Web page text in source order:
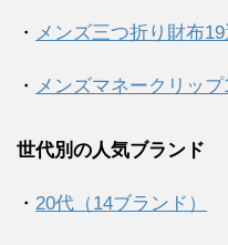
・ メンズ三つ折り財布19
・ メンズマネークリップ
世代別の人気ブランド
・ 20代（14ブランド）